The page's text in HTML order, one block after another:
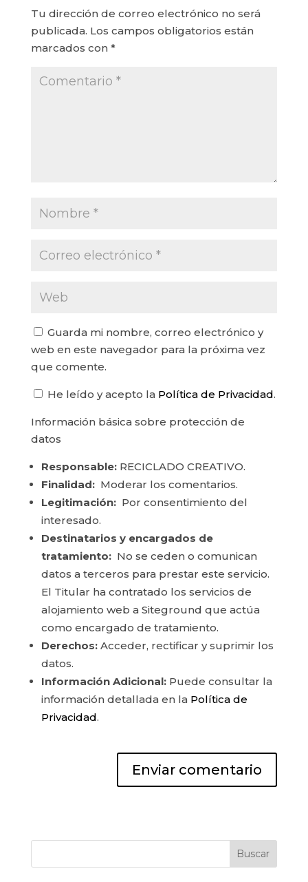
Tu dirección de correo electrónico no será
publicada. Los campos obligatorios están
marcados con *
Guarda mi nombre, correo electrónico y
web en este navegador para la próxima vez
que comente.
He leído y acepto la Política de Privacidad.
Información básica sobre protección de
datos
Responsable:RECICLADO CREATIVO.
Finalidad:Moderar los comentarios.
Legitimación:Por consentimiento del
interesado.
Destinatarios y encargados de
tratamiento:No se ceden o comunican
datos a terceros para prestar este servicio.
El Titular ha contratado los servicios de
alojamiento web a Siteground que actúa
como encargado de tratamiento.
Derechos:Acceder, rectificar y suprimir los
datos.
Información Adicional:Puede consultar la
información detallada en la Política de
Privacidad.